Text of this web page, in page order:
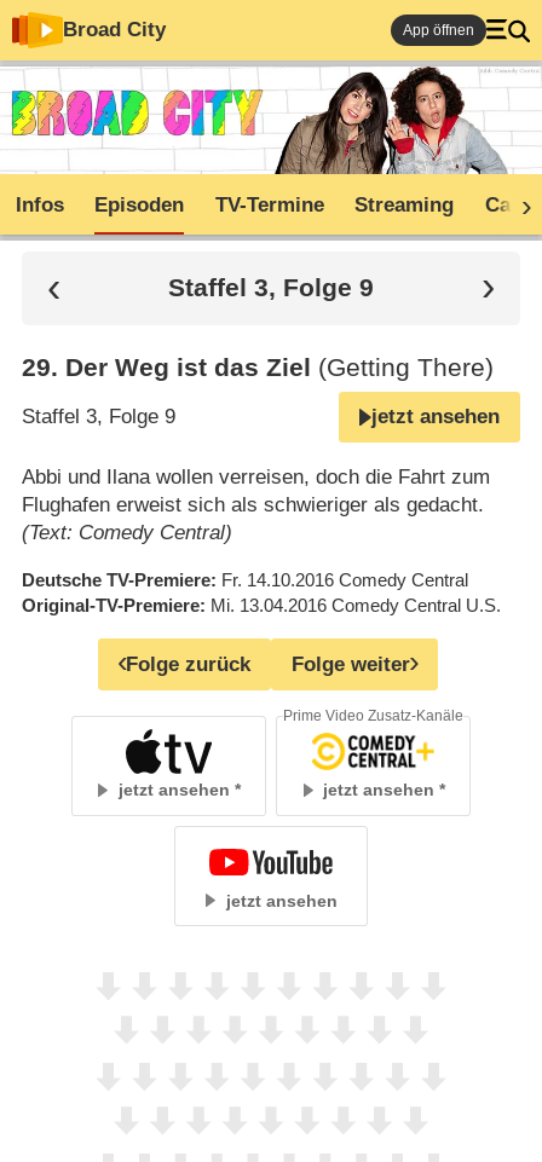
Broad City App öffnen
Infos Episoden TV-Termine Streaming Cast
Staffel 3, Folge 9
29. Der Weg ist das Ziel (Getting There)
Staffel 3, Folge 9 jetzt ansehen
Abbi und Ilana wollen verreisen, doch die Fahrt zum
Flughafen erweist sich als schwieriger als gedacht.
(Text: Comedy Central)
Deutsche TV-Premiere Fr. 14.10.2016 Comedy Central
Original-TV-Premiere Mi. 13.04.2016 Comedy Central U.S.
Folge zurück Folge weiter
jetzt ansehen jetzt ansehen
Prime Video Zusatz-Kanäle
jetzt ansehen